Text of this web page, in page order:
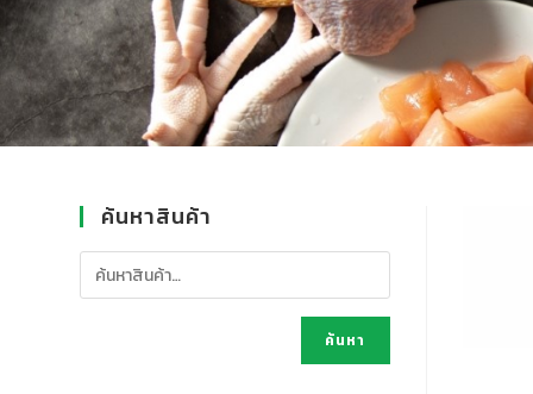
ค้นหาสินค้า
ค้นหา